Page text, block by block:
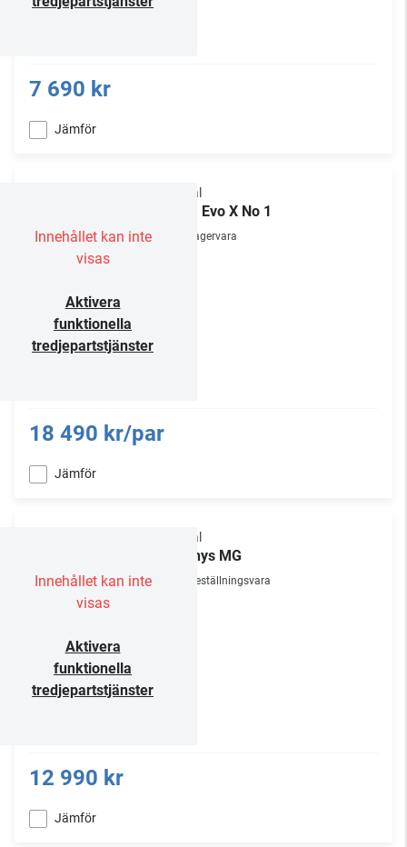
7 690 kr
Jämför
Innehållet kan inte
visas
Aktivera
funktionella
tredjepartstjänster
Focal
Aria Evo X No 1
Lagervara
18 490 kr/par
Jämför
Innehållet kan inte
visas
Aktivera
funktionella
tredjepartstjänster
Focal
Bathys MG
Beställningsvara
12 990 kr
Jämför